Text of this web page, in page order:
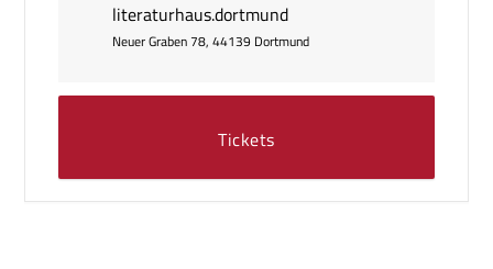
literaturhaus.dortmund
Neuer Graben 78, 44139 Dortmund
Tickets